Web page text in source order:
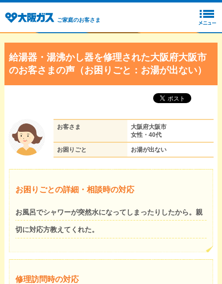
ご家庭のお客さま
給湯器・湯沸かし器を修理された大阪府大阪市
のお客さまの声（お困りごと：お湯が出ない）
お客さま
大阪府大阪市
女性・40代
お困りごと お湯が出ない
お困りごとの詳細・相談時の対応
お風呂でシャワーが突然水になってしまったりしたから。親
切に対応方教えてくれた。
修理訪問時の対応